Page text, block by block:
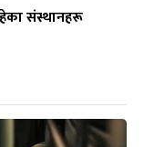
संस्थानहरू